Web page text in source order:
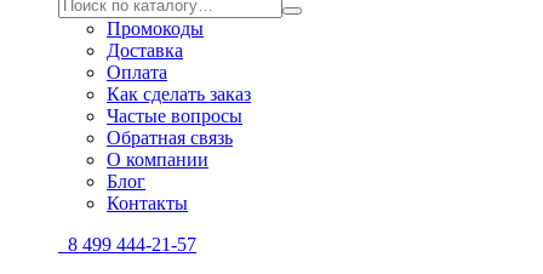
Промокоды
Доставка
Оплата
Как сделать заказ
Частые вопросы
Обратная связь
О компании
Блог
Контакты
8 499 444-21-57